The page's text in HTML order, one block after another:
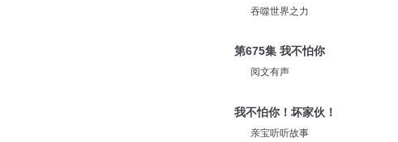
吞噬世界之力
第675集 我不怕你
阅文有声
我不怕你！坏家伙！
亲宝听听故事